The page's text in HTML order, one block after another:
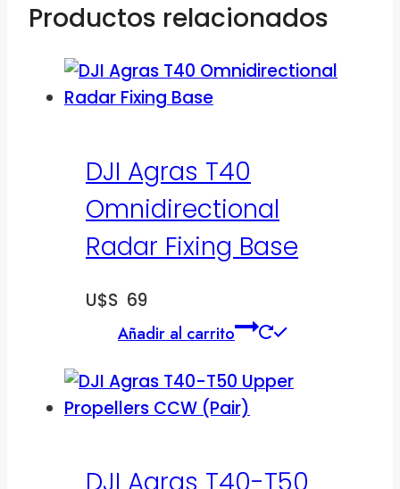
Productos relacionados
DJI Agras T40
Omnidirectional
Radar Fixing Base
U$S 69
Añadir al carrito